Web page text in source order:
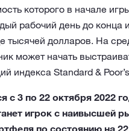
которого в начале
рабочий день до конца
тысячей долларов. На
может начать
индекса Standard &
с 3 по 22 октября 2022
игрок с наивысшей
по состоянию на